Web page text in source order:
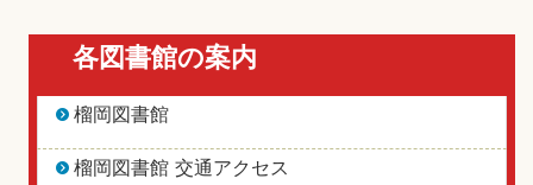
各図書館の案内
榴岡図書館
榴岡図書館 交通アクセス